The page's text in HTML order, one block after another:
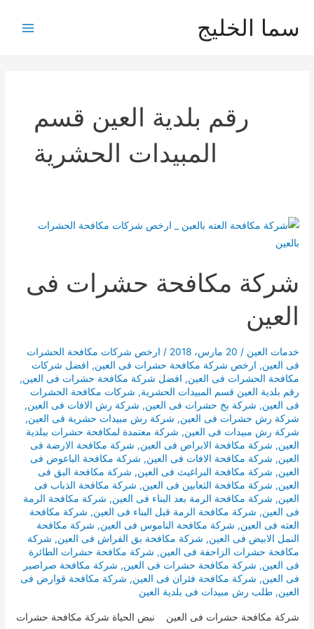
سما الخليج
رقم بلدية العين قسم
المبيدات الحشرية
شركة مكافحة حشرات فى
العين
خدمات العين / 20 مارس، 2018 / ارخص شركات مكافحة الحشرات
فى العين, ارخص شركة مكافحة حشرات فى العين, افضل شركات
مكافحة الحشرات فى العين, افضل شركة مكافحة حشرات فى العين,
رقم بلدية العين قسم المبيدات الحشرية, شركات مكافحة الحشرات
فى العين, شركة بخ حشرات فى العين, شركة رش الافات فى العين,
شركة رش حشرات فى العين, شركة رش مبيدات حشرية فى العين,
شركة رش مبيدات فى العين, شركة معتمدة لمكافحة حشرات ببلدية
العين, شركة مكافحة الابراص فى العين, شركة مكافحة الارضة فى
العين, شركة مكافحة الافات فى العين, شركة مكافحة الباعوض فى
العين, شركة مكافحة البراغيث فى العين, شركة مكافحة البق فى
العين, شركة مكافحة الثعابين فى العين, شركة مكافحة الذباب فى
العين, شركة مكافحة الرمة بعد البناء فى العين, شركة مكافحة الرمة
فى العين, شركة مكافحة الرمة قبل البناء فى العين, شركة مكافحة
العته فى العين, شركة مكافحة الناموس فى العين, شركة مكافحة
النمل الابيض فى العين, شركة مكافحة بق الفراش فى العين, شركة
مكافحة حشرات الزاحفة فى العين, شركة مكافحة حشرات الطائرة
فى العين, شركة مكافحة حشرات فى العين, شركة مكافحة صراصير
فى العين, شركة مكافحة فئران فى العين, شركة مكافحة قوارض فى
العين,طلب رش مبيدات فى بلدية العين
شركة مكافحة حشرات فى العين نبض الحياة شركة مكافحة حشرات